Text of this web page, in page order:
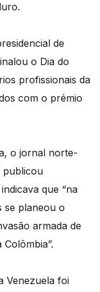
de
o Dia do
profissionais da
com o prémio
o jornal norte-
publicou
que “na
se planeou o
armada de
Venezuela foi